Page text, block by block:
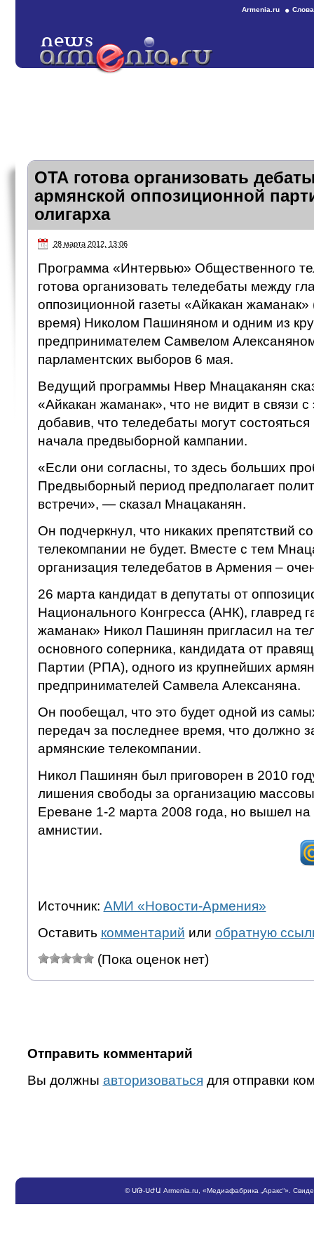
Armenia.ru
ОТА готова организовать
армянской оппозиционной
олигарха
28 марта 2012, 13:06
Программа «Интервью» Общественного
готова организовать теледебаты между
оппозиционной газеты «Айкакан жаманак»
время) Николом Пашиняном и одним из
предпринимателем Самвелом
парламентских выборов 6 мая.
Ведущий программы Нвер Мнацаканян
«Айкакан жаманак», что не видит в связи
добавив, что теледебаты могут
начала предвыборной кампании.
«Если они согласны, то здесь больших
Предвыборный период предполагает
встречи», — сказал Мнацаканян.
Он подчеркнул, что никаких препятствий
телекомпании не будет. Вместе с тем
организация теледебатов в Армения –
26 марта кандидат в депутаты от
Национального Конгресса (АНК), главред
жаманак» Никол Пашинян пригласил на
основного соперника, кандидата от
Партии (РПА), одного из крупнейших
предпринимателей Самвела Алексаняна.
Он пообещал, что это будет одной из
передач за последнее время, что должно
армянские телекомпании.
Никол Пашинян был приговорен в 2010
лишения свободы за организацию
Ереване 1-2 марта 2008 года, но вышел на
амнистии.
Источник: АМИ «Новости-Армения»
Оставить комментарий или обратную
(Пока оценок нет)
Отправить комментарий
Вы должны авторизоваться для отправки
©ՍԹ-ՍԺԱ Armenia.ru , «Медиафабрика „Аракс“».